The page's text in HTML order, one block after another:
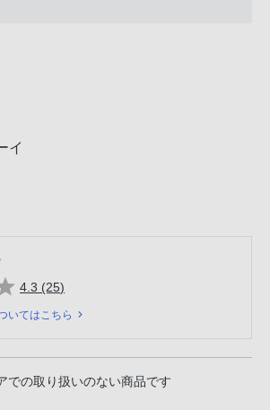
イ
5つの星のうち
4.3 (25件のレビュー
)
いてはこちら
の取り扱いのない商品です